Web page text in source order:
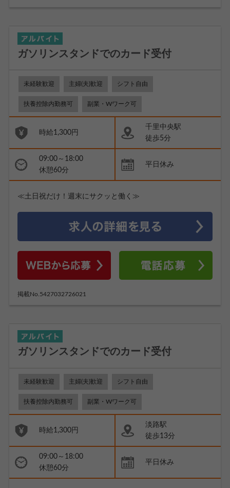
ガソリンスタンドでのカード受付
未経験歓迎 主婦(夫)歓迎 シフト自由
扶養控除内勤務可 副業・Wワーク可
時給1,300円
千里中央駅
徒歩5分
09:00～18:00
休憩60分
平日休み
≪土日祝だけ！週末にサクッと働く≫
掲載No.5427032726021
ガソリンスタンドでのカード受付
未経験歓迎 主婦(夫)歓迎 シフト自由
扶養控除内勤務可 副業・Wワーク可
時給1,300円
淡路駅
徒歩13分
09:00～18:00
休憩60分
平日休み